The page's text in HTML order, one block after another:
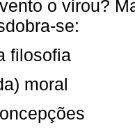
o virou?
se:
filosofia
moral